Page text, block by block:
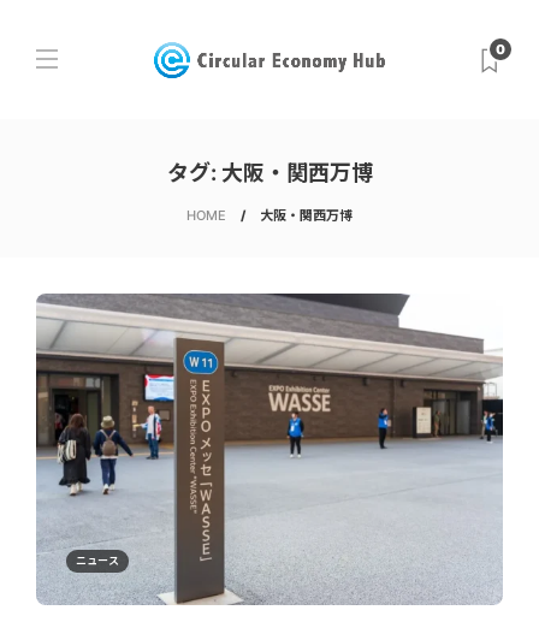
0
タグ: ⼤阪・関⻄万博
HOME ⼤阪・関⻄万博
ニュース